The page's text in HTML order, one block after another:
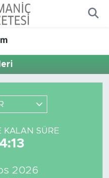
KALAN SÜRE
2026